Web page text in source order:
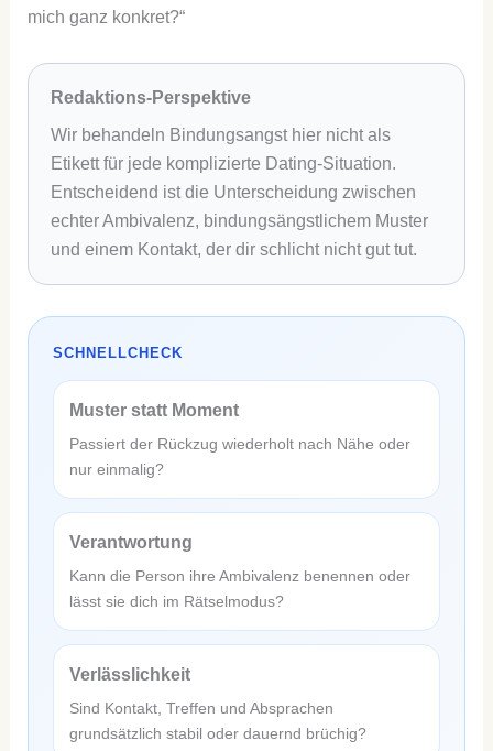
mich ganz konkret?“
Redaktions-Perspektive
Wir behandeln Bindungsangst hier nicht als
Etikett für jede komplizierte Dating-Situation.
Entscheidend ist die Unterscheidung zwischen
echter Ambivalenz, bindungsängstlichem Muster
und einem Kontakt, der dir schlicht nicht gut tut.
SCHNELLCHECK
Muster statt Moment
Passiert der Rückzug wiederholt nach Nähe oder
nur einmalig?
Verantwortung
Kann die Person ihre Ambivalenz benennen oder
lässt sie dich im Rätselmodus?
Verlässlichkeit
Sind Kontakt, Treffen und Absprachen
grundsätzlich stabil oder dauernd brüchig?